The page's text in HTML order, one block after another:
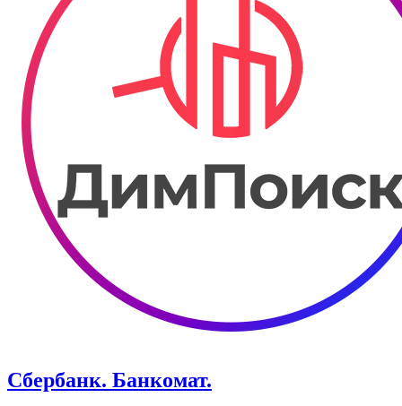
Сбербанк. Банкомат.